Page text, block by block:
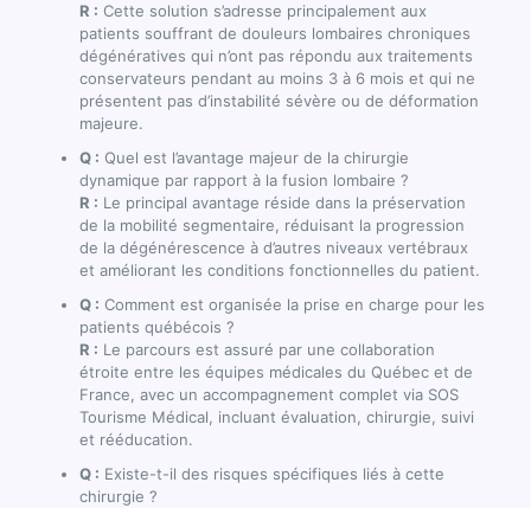
R : Cette solution s’adresse principalement aux
patients souffrant de douleurs lombaires chroniques
dégénératives qui n’ont pas répondu aux traitements
conservateurs pendant au moins 3 à 6 mois et qui ne
présentent pas d’instabilité sévère ou de déformation
majeure.
Q : Quel est l’avantage majeur de la chirurgie
dynamique par rapport à la fusion lombaire ?
R : Le principal avantage réside dans la préservation
de la mobilité segmentaire, réduisant la progression
de la dégénérescence à d’autres niveaux vertébraux
et améliorant les conditions fonctionnelles du patient.
Q : Comment est organisée la prise en charge pour les
patients québécois ?
R : Le parcours est assuré par une collaboration
étroite entre les équipes médicales du Québec et de
France, avec un accompagnement complet via SOS
Tourisme Médical, incluant évaluation, chirurgie, suivi
et rééducation.
Q : Existe-t-il des risques spécifiques liés à cette
chirurgie ?